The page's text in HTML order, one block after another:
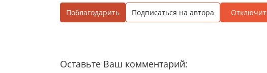
Поблагодарить Подписаться на автора
Оставьте Ваш комментарий: